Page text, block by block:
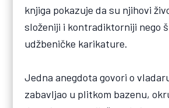
knjiga pokazuje da su njihovi
složeniji i kontradiktorniji nego
udžbeničke karikature.
Jedna anegdota govori o
zabavljao u plitkom bazenu,